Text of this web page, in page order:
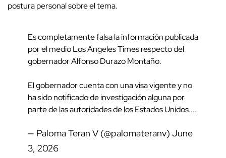
postura personal sobre el tema.
Es completamente falsa la información publicada
por el medio Los Angeles Times respecto del
gobernador Alfonso Durazo Montaño.
El gobernador cuenta con una visa vigente y no
ha sido notificado de investigación alguna por
parte de las autoridades de los Estados Unidos....
— Paloma Teran V (@palomateranv) June
3, 2026